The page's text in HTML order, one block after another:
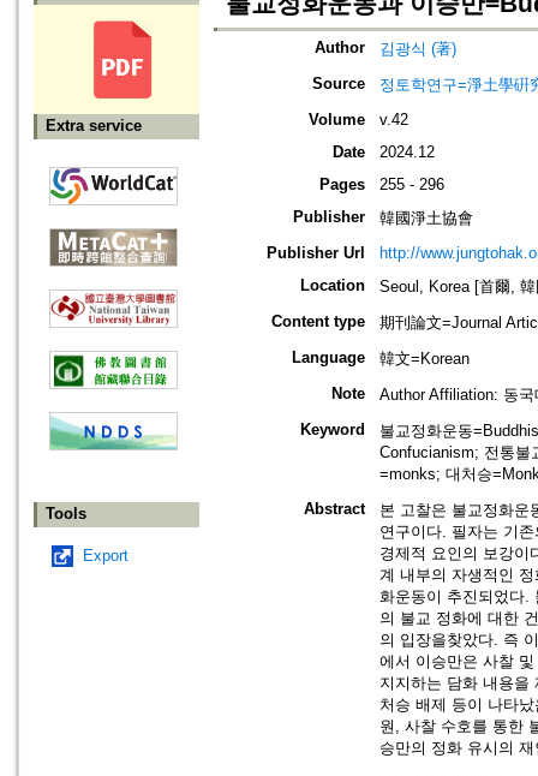
Extra service
Tools
Export
Author
김광식 (著)
Source
정토학연구=淨土學硏
Volume
v.42
Date
2024.12
Pages
255 - 296
Publisher
韓國淨土協會
Publisher Url
http://
Location
Seoul, Korea [首爾,
Content type
期刊論文=Journal
Language
韓文=Korean
Note
Author Affiliation: 동
Keyword
불교정화운동
Confucianism; 전통불
=monks; 대처승
Abstract
본 고찰은 불교정화운
연구이다. 필자는 기
경제적 요인의 보강이
계 내부의 자생적인
화운동이 추진되었다.
의 불교 정화에 대한
의 입장을찾았다. 즉
에서 이승만은 사찰
지지하는 담화 내용을
처승 배제 등이 나타
원, 사찰 수호를 통한
승만의 정화 유시의